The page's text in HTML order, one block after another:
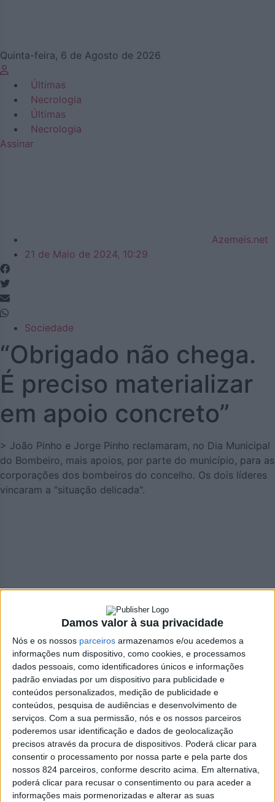
Damos valor à sua privacidade
Nós e os nossos parceiros armazenamos e/ou acedemos a
informações num dispositivo, como cookies, e processamos
dados pessoais, como identificadores únicos e informações
padrão enviadas por um dispositivo para publicidade e
conteúdos personalizados, medição de publicidade e
conteúdos, pesquisa de audiências e desenvolvimento de
serviços. Com a sua permissão, nós e os nossos parceiros
poderemos usar identificação e dados de geolocalização
precisos através da procura de dispositivos. Poderá clicar para
consentir o processamento por nossa parte e pela parte dos
nossos 824 parceiros, conforme descrito acima. Em alternativa,
poderá clicar para recusar o consentimento ou para aceder a
informações mais pormenorizadas e alterar as suas
Quinta-feira, 6 de Agosto de 2026
Últimas
Necrologia
Últimas
Necrologia
Assinar
Azemeis.net
21 de Maio de 2024, 10:29
Sociedade
“Obrigado não chega.
É preciso materializar
em apoio concreto”
> João Pinho e Jorge Pinho reclamaram, no Dia Municipal
do Bombeiro, mais apoios, por parte do município, para as
corporações dos bombeiros do concelho. Os dois líderes
vincaram a "situação delicada".
João Pinho, presidente da direção dos B.V de Oliveira de
Azeméis, e Jorge Pinho, presidente da direção dos B.V. de
Azemeis.net
21 de Maio de 2024, 10:29